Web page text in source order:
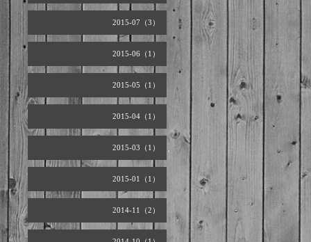
2015-07（3）
2015-06（1）
2015-05（1）
2015-04（1）
2015-03（1）
2015-01（1）
2014-11（2）